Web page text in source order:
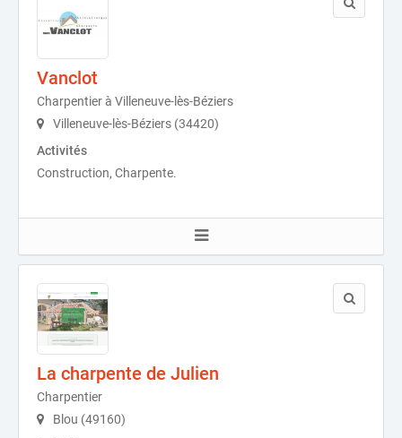
Vanclot
Charpentier à Villeneuve-lès-Béziers
Villeneuve-lès-Béziers (34420)
Activités
Construction, Charpente.
La charpente de Julien
Charpentier
Blou (49160)